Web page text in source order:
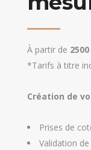
À partir de
*Tarifs à titre
Création de
Prises de
Validation